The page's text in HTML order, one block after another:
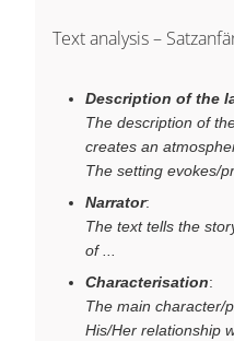
Text analysis –
Description of the
The description of
creates an
The setting evokes/
Narrator:
The text tells the
of ...
Characterisation:
The main character/
His/Her relationship